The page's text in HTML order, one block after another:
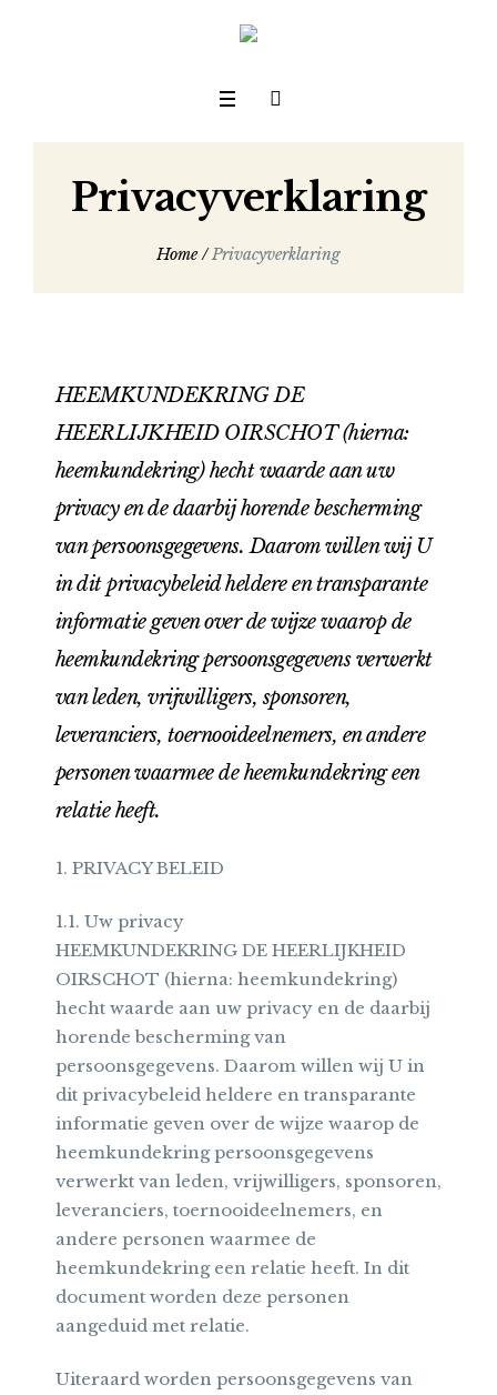
Privacyverklaring
Home /Privacyverklaring
HEEMKUNDEKRING DE
HEERLIJKHEID OIRSCHOT (hierna:
heemkundekring) hecht waarde aan uw
privacy en de daarbij horende bescherming
van persoonsgegevens. Daarom willen wij U
in dit privacybeleid heldere en transparante
informatie geven over de wijze waarop de
heemkundekring persoonsgegevens verwerkt
van leden, vrijwilligers, sponsoren,
leveranciers, toernooideelnemers, en andere
personen waarmee de heemkundekring een
relatie heeft.
1. PRIVACY BELEID
1.1. Uw privacy
HEEMKUNDEKRING DE HEERLIJKHEID
OIRSCHOT (hierna: heemkundekring)
hecht waarde aan uw privacy en de daarbij
horende bescherming van
persoonsgegevens. Daarom willen wij U in
dit privacybeleid heldere en transparante
informatie geven over de wijze waarop de
heemkundekring persoonsgegevens
verwerkt van leden, vrijwilligers, sponsoren,
leveranciers, toernooideelnemers, en
andere personen waarmee de
heemkundekring een relatie heeft. In dit
document worden deze personen
aangeduid met relatie.
Uiteraard worden persoonsgegevens van